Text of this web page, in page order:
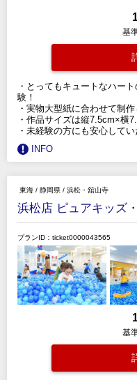
基
・とってもキュートなハー
験！
・実物大型紙に合わせて制
・作品サイズは縦7.5cm×横
・未経験の方にも安心して
INFO
東海 / 静岡県 / 浜松・舘山寺
浜松店 ピュアキッズ
プランID：ticket0000043565
基